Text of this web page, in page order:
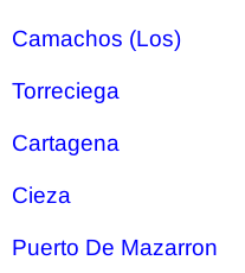
Camachos (Los)
Torreciega
Cartagena
Cieza
Puerto De Mazarron